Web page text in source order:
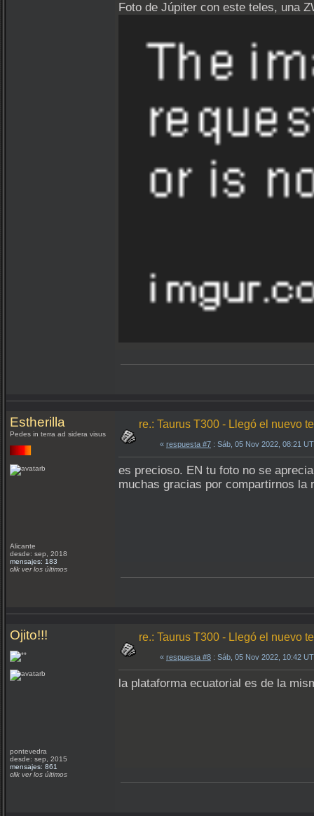
Foto de Júpiter con este teles, una
Estherilla
Pedes in terra ad sidera visus
Alicante
desde: sep, 2018
mensajes: 183
clik ver los últimos
re.: Taurus T300 - Llegó el nuevo
« respuesta #7 : Sáb, 05 Nov 2022, 08:21
es precioso. EN tu foto no se
muchas gracias por compartirnos
Ojito!!!
pontevedra
desde: sep, 2015
mensajes: 861
clik ver los últimos
re.: Taurus T300 - Llegó el nuevo
« respuesta #8 : Sáb, 05 Nov 2022, 10:42
la plataforma ecuatorial es de la